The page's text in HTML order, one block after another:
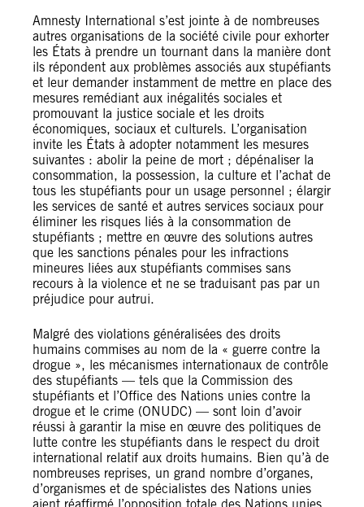
Amnesty International s’est jointe à de nombreuses
autres organisations de la société civile pour exhorter
les États à prendre un tournant dans la manière dont
ils répondent aux problèmes associés aux stupéfiants
et leur demander instamment de mettre en place des
mesures remédiant aux inégalités sociales et
promouvant la justice sociale et les droits
économiques, sociaux et culturels. L’organisation
invite les États à adopter notamment les mesures
suivantes : abolir la peine de mort ; dépénaliser la
consommation, la possession, la culture et l’achat de
tous les stupéfiants pour un usage personnel ; élargir
les services de santé et autres services sociaux pour
éliminer les risques liés à la consommation de
stupéfiants ; mettre en œuvre des solutions autres
que les sanctions pénales pour les infractions
mineures liées aux stupéfiants commises sans
recours à la violence et ne se traduisant pas par un
préjudice pour autrui.
Malgré des violations généralisées des droits
humains commises au nom de la « guerre contre la
drogue », les mécanismes internationaux de contrôle
des stupéfiants — tels que la Commission des
stupéfiants et l’Office des Nations unies contre la
drogue et le crime (ONUDC) — sont loin d’avoir
réussi à garantir la mise en œuvre des politiques de
lutte contre les stupéfiants dans le respect du droit
international relatif aux droits humains. Bien qu’à de
nombreuses reprises, un grand nombre d’organes,
d’organismes et de spécialistes des Nations unies